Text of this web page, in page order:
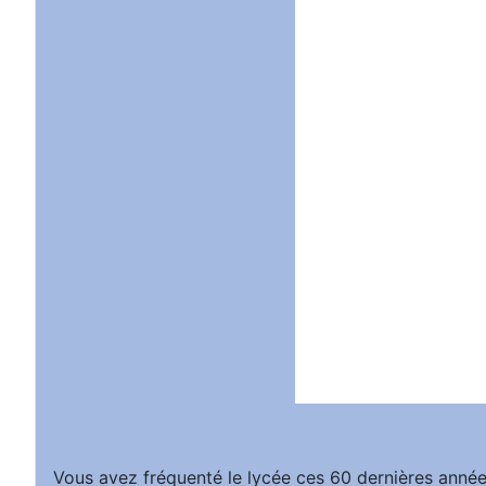
Vous avez fréquenté le lycée ces 60 dernières